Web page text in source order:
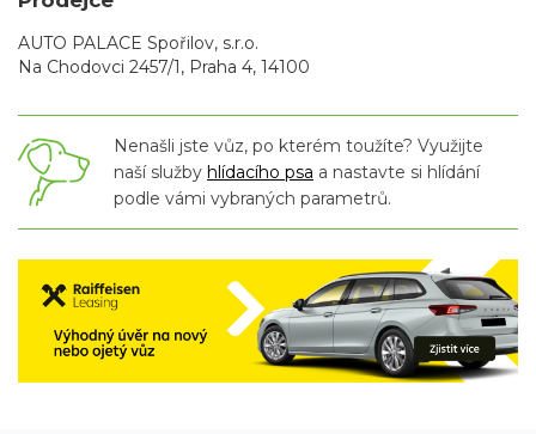
AUTO PALACE Spořilov, s.r.o.
Na Chodovci 2457/1, Praha 4, 14100
Nenašli jste vůz, po kterém toužíte? Využijte
naší služby hlídacího psa a nastavte si hlídání
podle vámi vybraných parametrů.